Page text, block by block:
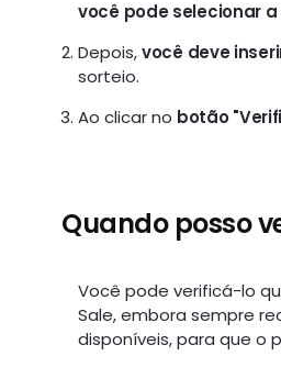
você pode selecionar
Depois,você deve
sorteio.
Ao clicar no botão
Quando posso
Você pode verificá-lo
Sale, embora sempre
disponíveis, para que o